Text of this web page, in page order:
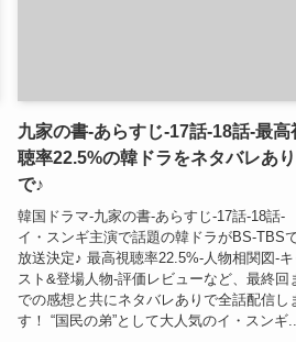
九家の書-あらすじ-17話-18話-最高
聴率22.5%の韓ドラをネタバレあり
で♪
韓国ドラマ-九家の書-あらすじ-17話-18話-
イ・スンギ主演で話題の韓ドラがBS-TBS
放送決定♪ 最高視聴率22.5%-人物相関図-キ
スト&登場人物-評価レビューなど、最終回
での感想と共にネタバレありで全話配信し
す！ “国民の弟”として大人気のイ・スンギ...